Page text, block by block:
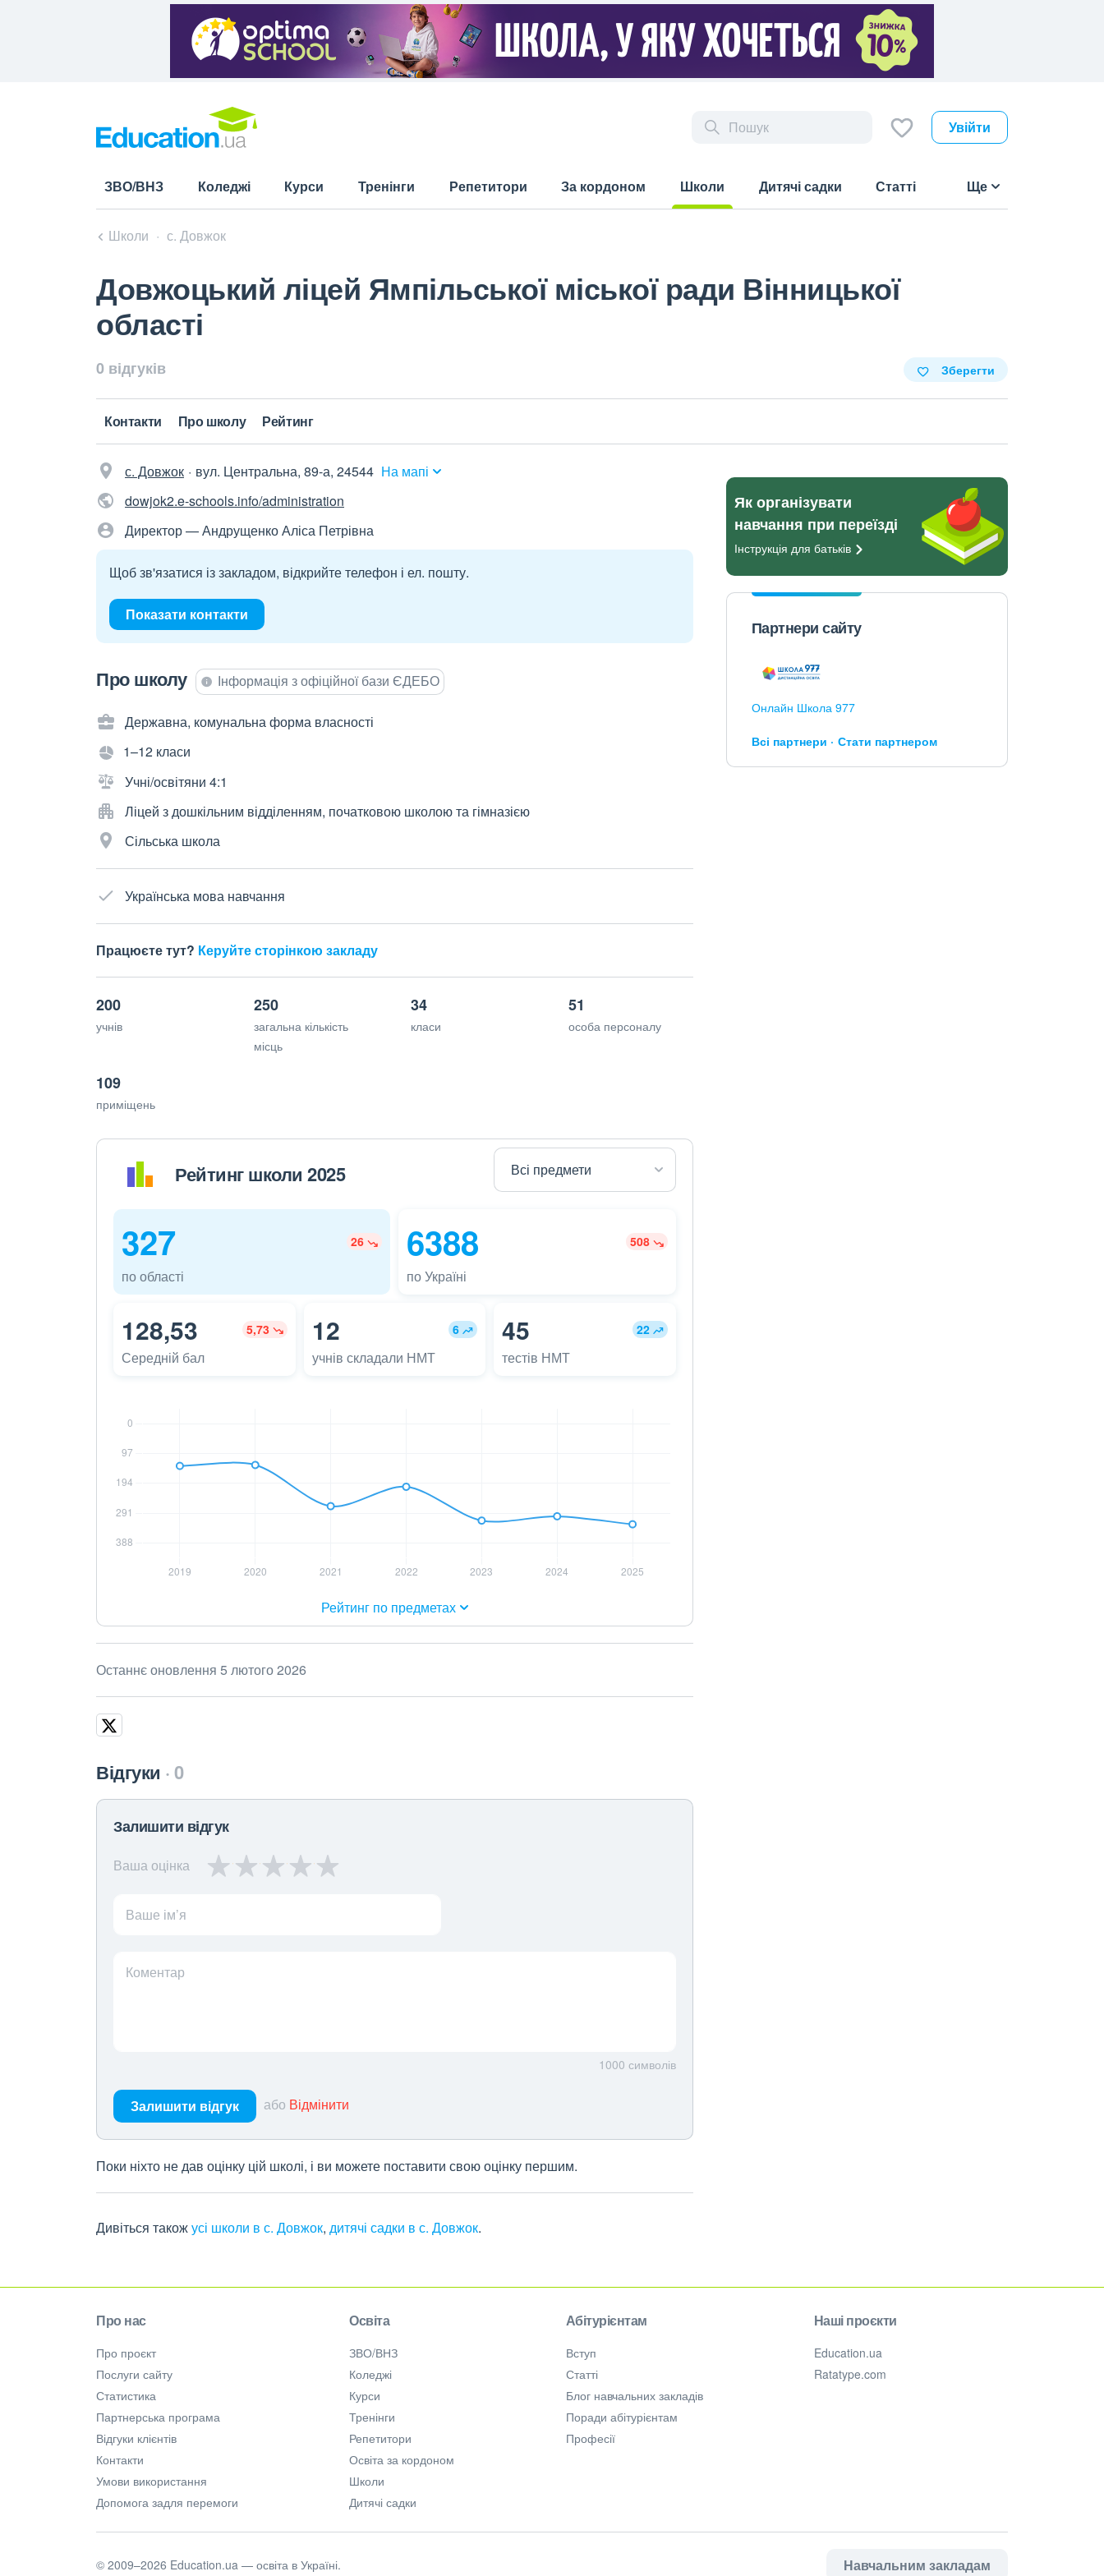
Увійти
ЗВО/ВНЗ Коледжі Курси Тренінги Репетитори За кордоном
Школи
Дитячі садки Статті Ще
Школи с. Довжок
Довжоцький ліцей Ямпільської міської ради Вінницької
області
0 відгуків Зберегти
Контакти Про школу Рейтинг
с. Довжок вул. Центральна, 89-а, 24544 На мапі
dowjok2.e-schools.info/administration
Директор — Андрущенко Аліса Петрівна
Щоб зв'язатися із закладом, відкрийте телефон і ел. пошту.
Показати контакти
Про школу Інформація з офіційної бази ЄДЕБО
Державна, комунальна форма власності
1–12 класи
Учні/освітяни 4:1
Ліцей з дошкільним відділенням, початковою школою та гімназією
Сільська школа
Українська мова навчання
Працюєте тут? Керуйте сторінкою закладу
200
учнів
250
загальна кількість
місць
34
класи
51
особа персоналу
109
приміщень
Рейтинг школи 2025
327 26
по області
6388 508
по Україні
128,53 5,73
Середній бал
12 6
учнів складали НМТ
45 22
тестів НМТ
Рейтинг по предметах
Останнє оновлення 5 лютого 2026
Відгуки 0
Залишити відгук
Ваша оцінка
Ваше ім’я
Коментар
1000 символів
Залишити відгук або Відмінити
Поки ніхто не дав оцінку цій школі, і ви можете поставити свою оцінку першим.
Дивіться такожусі школи в с. Довжок, дитячі садки в с. Довжок.
Як організувати
навчання при переїзді
Інструкція для батьків
Партнери сайту
Онлайн Школа 977
Всі партнери Стати партнером
Про нас
Про проєкт
Послуги сайту
Статистика
Партнерська програма
Відгуки клієнтів
Контакти
Умови використання
Допомога задля перемоги
Освіта
ЗВО/ВНЗ
Коледжі
Курси
Тренінги
Репетитори
Освіта за кордоном
Школи
Дитячі садки
Абітурієнтам
Вступ
Статті
Блог навчальних закладів
Поради абітурієнтам
Професії
Наші проєкти
Education.ua
Ratatype.com
Навчальним закладам
© 2009–2026 Education.ua — освіта в Україні.